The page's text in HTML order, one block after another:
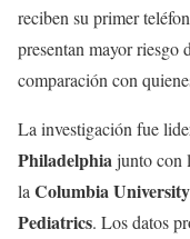
reciben su primer
presentan mayor riesgo
comparación con
La investigación fue
Philadelphiajunto con
laColumbia University
Pediatrics. Los datos